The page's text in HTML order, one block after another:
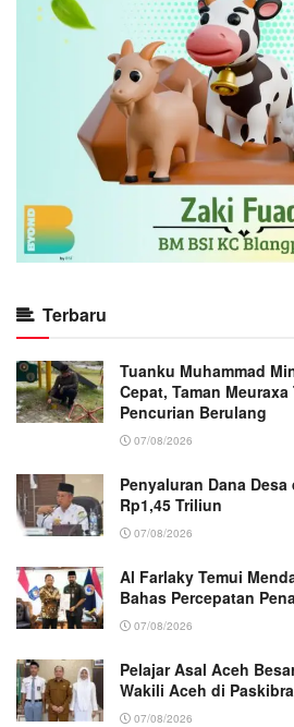
Terbaru
Tuanku Muhammad
Cepat, Taman
Pencurian Berulang
07/08/2026
Penyaluran Dana
Rp1,45 Triliun
07/08/2026
Al Farlaky Temui
Bahas Percepatan
07/08/2026
Pelajar Asal Aceh
Wakili Aceh di
07/08/2026